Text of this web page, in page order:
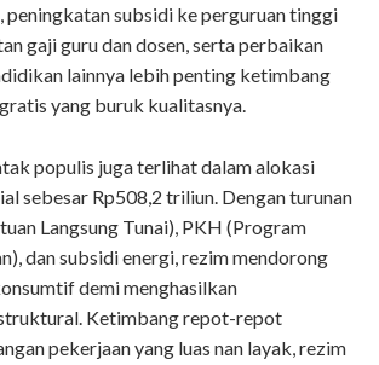
peningkatan subsidi ke perguruan tinggi
gaji guru dan dosen, serta perbaikan
lainnya lebih penting ketimbang
yang buruk kualitasnya.
populis juga terlihat dalam alokasi
sebesar Rp508,2 triliun. Dengan turunan
Langsung Tunai), PKH (Program
dan subsidi energi, rezim mendorong
demi menghasilkan
Ketimbang repot-repot
pekerjaan yang luas nan layak, rezim